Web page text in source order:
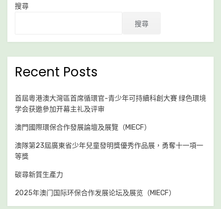
搜尋
搜尋
Recent Posts
首屆粵港澳大灣區首席循環官-青少年可持續科創大賽 绿色環境
学会获邀參加开幕主礼及评审
澳門國際環保合作發展論壇及展覽（MIECF）
澳隊第23屆廣東省少年兒童發明獎優秀作品展，勇奪十一項一
等獎
碳尋新質生產力
2025年澳门国际环保合作发展论坛及展览（MIECF）